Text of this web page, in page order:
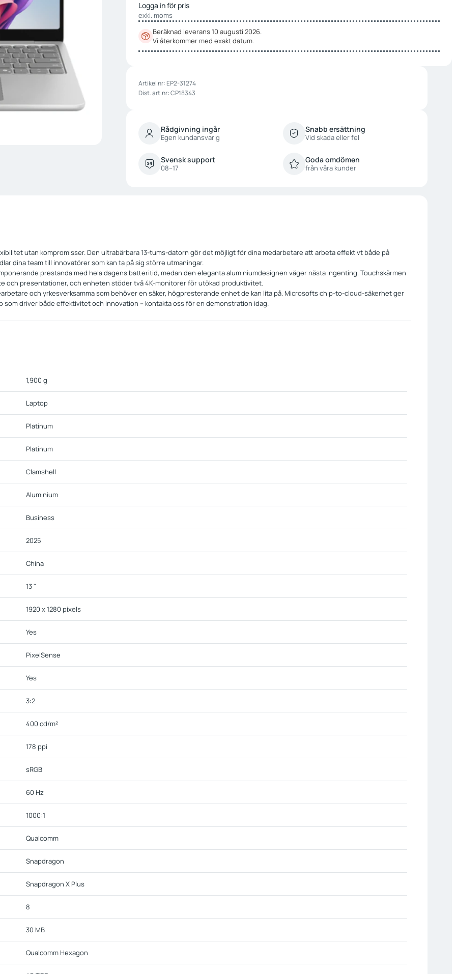
Logga in för pris
exkl. moms
Beräknad leverans 10 augusti 2026.
Vi återkommer med exakt datum.
Artikel nr:EP2-31274
Dist. art.nr: CP18343
Rådgivning ingår
Egen kundansvarig
Snabb ersättning
Vid skada eller fel
Svensk support
08–17
Goda omdömen
från våra kunder
utan kompromisser. Den ultrabärbara 13-tums-datorn gör det möjligt för dina medarbetare att arbeta effektivt både på
dina team till innovatörer som kan ta på sig större utmaningar.
prestanda med hela dagens batteritid, medan den eleganta aluminiumdesignen väger nästa ingenting. Touchskärmen
och presentationer, och enheten stöder två 4K-monitorer för utökad produktivitet.
och yrkesverksamma som behöver en säker, högpresterande enhet de kan lita på. Microsofts chip-to-cloud-säkerhet ger
driver både effektivitet och innovation – kontakta oss för en demonstration idag.
1,900 g
Laptop
Platinum
Platinum
Clamshell
Aluminium
Business
2025
China
13 "
1920 x 1280 pixels
Yes
PixelSense
Yes
3:2
400 cd/m²
178 ppi
sRGB
60 Hz
1000:1
Qualcomm
Snapdragon
Snapdragon X Plus
8
30 MB
Qualcomm Hexagon